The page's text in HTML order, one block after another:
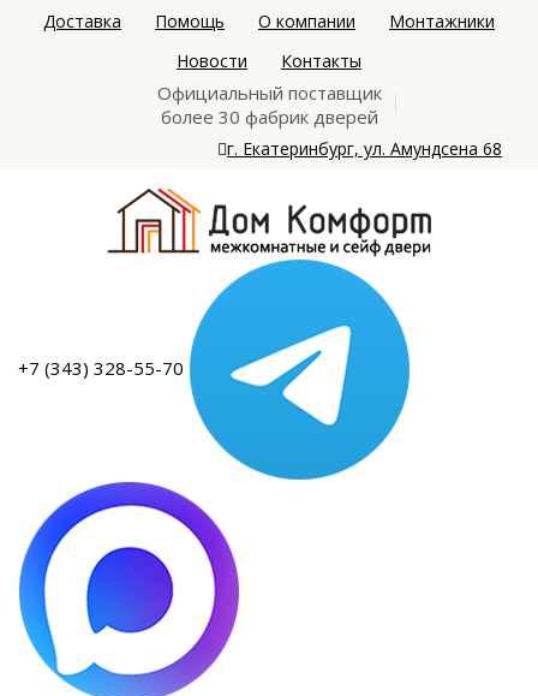
Доставка Помощь О компании
Монтажники
Новости
Контакты
Официальный поставщик
более 30 фабрик дверей
г. Екатеринбург, ул. Амундсена 68
+7 (343) 328-55-70